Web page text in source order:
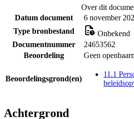
Over dit
Datum document
6 november
Type bronbestand
Onbekend
Documentnummer
24653562
Beoordeling
Geen
Beoordelingsgrond(en)
11.1
Achtergrond